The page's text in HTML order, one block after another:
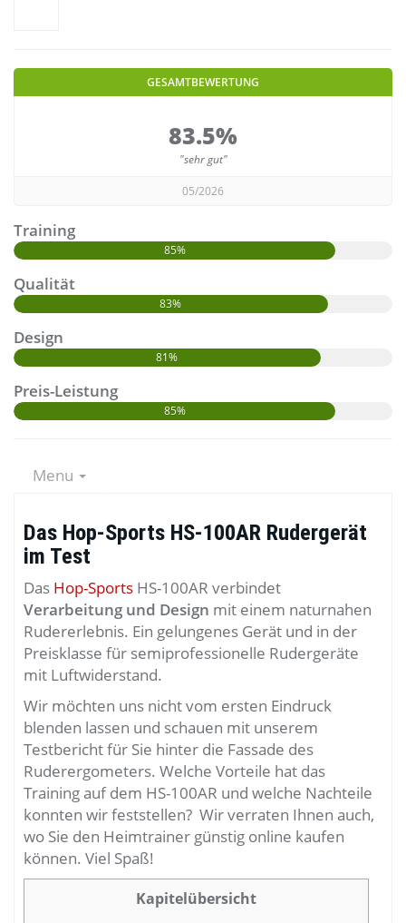
GESAMTBEWERTUNG
83.5%
"sehr gut"
05/2026
Training
85%
Qualität
83%
Design
81%
Preis-Leistung
85%
Menu
Das Hop-Sports HS-100AR Rudergerät
im Test
Das Hop-Sports HS-100AR verbindet
Verarbeitung und Design mit einem naturnahen
Rudererlebnis. Ein gelungenes Gerät und in der
Preisklasse für semiprofessionelle Rudergeräte
mit Luftwiderstand.
Wir möchten uns nicht vom ersten Eindruck
blenden lassen und schauen mit unserem
Testbericht für Sie hinter die Fassade des
Ruderergometers. Welche Vorteile hat das
Training auf dem HS-100AR und welche Nachteile
konnten wir feststellen? Wir verraten Ihnen auch,
wo Sie den Heimtrainer günstig online kaufen
können. Viel Spaß!
Kapitelübersicht